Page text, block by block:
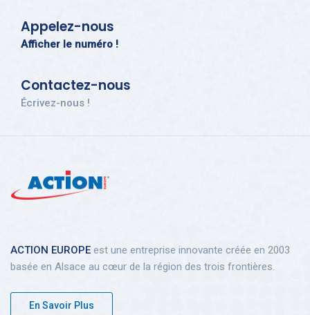
Appelez-nous
Afficher le numéro !
Contactez-nous
Écrivez-nous !
ACTION EUROPE est une entreprise innovante créée en 2003
basée en Alsace au cœur de la région des trois frontières.
En Savoir Plus